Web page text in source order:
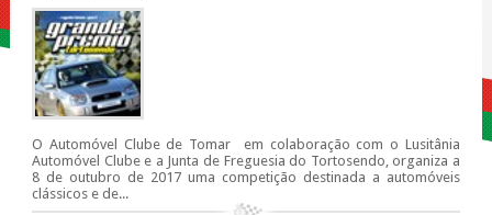
O Automóvel Clube de Tomar em colaboração com o Lusitânia
Automóvel Clube e a Junta de Freguesia do Tortosendo, organiza a
8 de outubro de 2017 uma competição destinada a automóveis
clássicos e de...